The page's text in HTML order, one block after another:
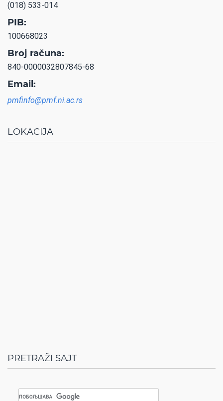
(018) 533-014
PIB:
100668023
Broj računa:
840-0000032807845-68
Email:
pmfinfo@pmf.ni.ac.rs
LOKACIJA
PRETRAŽI SAJT